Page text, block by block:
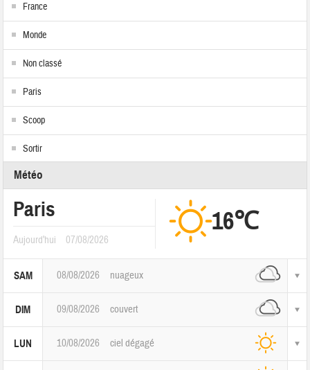
France
Monde
Non classé
Paris
Scoop
Sortir
Météo
Paris
Aujourd'hui 07/08/2026
16℃
SAM 08/08/2026 nuageux
DIM 09/08/2026 couvert
LUN 10/08/2026 ciel dégagé